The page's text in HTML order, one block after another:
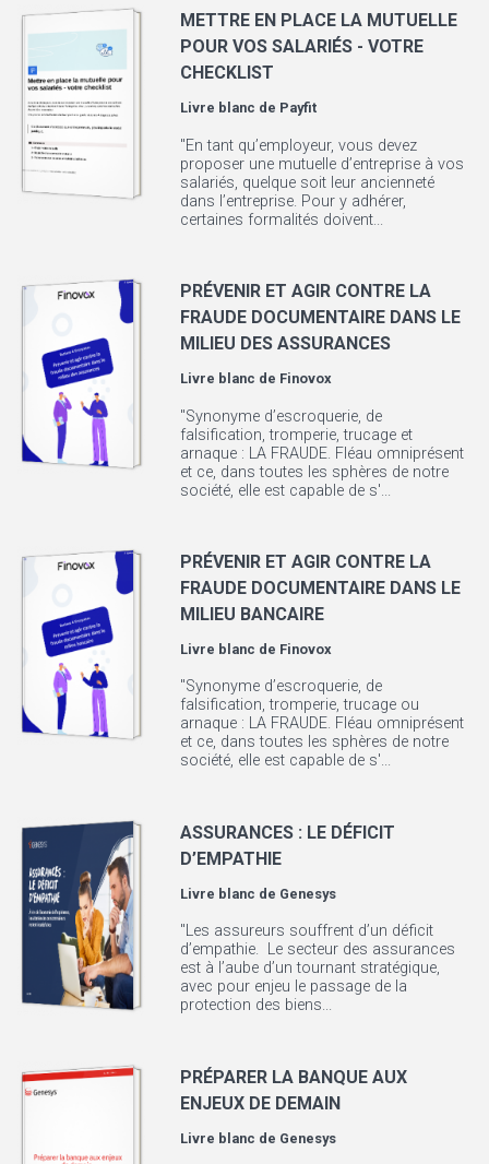
METTRE EN PLACE LA MUTUELLE
POUR VOS SALARIÉS - VOTRE
CHECKLIST
Livre blanc de Payfit
"En tant qu’employeur, vous devez
proposer une mutuelle d’entreprise à vos
salariés, quelque soit leur ancienneté
dans l’entreprise. Pour y adhérer,
certaines formalités doivent...
PRÉVENIR ET AGIR CONTRE LA
FRAUDE DOCUMENTAIRE DANS LE
MILIEU DES ASSURANCES
Livre blanc de Finovox
"Synonyme d’escroquerie, de
falsification, tromperie, trucage et
arnaque : LA FRAUDE. Fléau omniprésent
et ce, dans toutes les sphères de notre
société, elle est capable de s'...
PRÉVENIR ET AGIR CONTRE LA
FRAUDE DOCUMENTAIRE DANS LE
MILIEU BANCAIRE
Livre blanc de Finovox
"Synonyme d’escroquerie, de
falsification, tromperie, trucage ou
arnaque : LA FRAUDE. Fléau omniprésent
et ce, dans toutes les sphères de notre
société, elle est capable de s'...
ASSURANCES : LE DÉFICIT
D’EMPATHIE
Livre blanc de Genesys
"Les assureurs souffrent d’un déficit
d’empathie. Le secteur des assurances
est à l’aube d’un tournant stratégique,
avec pour enjeu le passage de la
protection des biens...
PRÉPARER LA BANQUE AUX
ENJEUX DE DEMAIN
Livre blanc de Genesys